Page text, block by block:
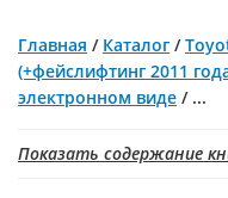
Главная / Каталог /
(+фейслифтинг 2011
электронном виде / ...
Показать содержание